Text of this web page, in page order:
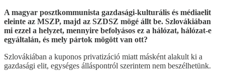
A magyar posztkommunista gazdasági-kulturális és médiaelit
eleinte az MSZP, majd az SZDSZ mögé állt be. Szlovákiában
mi ezzel a helyzet, mennyire befolyásos ez a hálózat, hálózat-e
egyáltalán, és mely pártok mögött van ott?
Szlovákiában a kuponos privatizáció miatt másként alakult ki a
gazdasági elit, egységes álláspontról szerintem nem beszélhetünk.